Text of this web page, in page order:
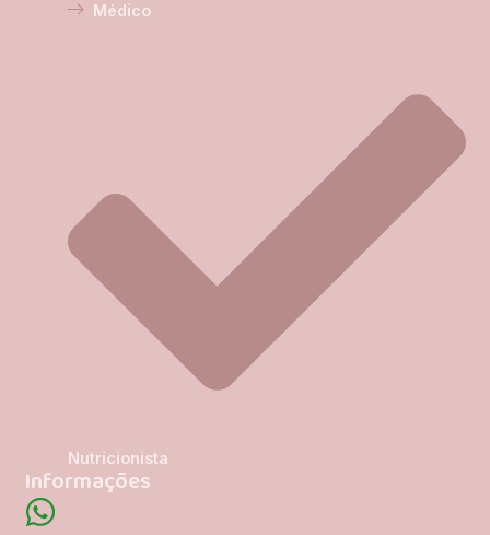
Médico
Nutricionista
Informações